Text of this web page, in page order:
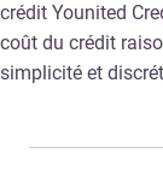
crédit Younited
coût du crédit
simplicité et